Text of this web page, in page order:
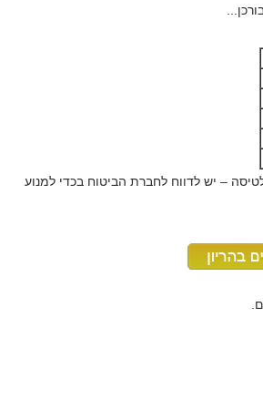
– יש לדווח לחברת הביטוח בכדי למנוע